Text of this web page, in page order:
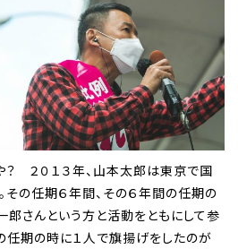
２０１３年、山本太郎は東京で国
その任期６年間、その６年間の任期の
郎さんという方と活動をともにして参
任期の時に１人で旗揚げをしたのが